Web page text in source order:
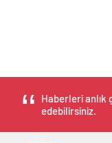
Haberleri
edebilirsiniz.